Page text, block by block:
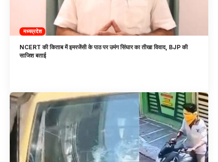
मध्यप्रदेश
NCERT की किताब में इमरजेंसी के पाठ पर उमंग सिंघार का तीखा विवाद, BJP की
साजिश बताई